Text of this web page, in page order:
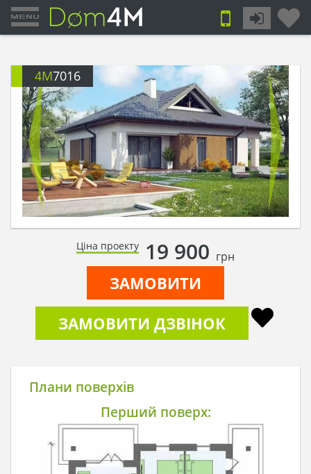
4M7016
Ціна проекту 19 900 грн
ЗАМОВИТИ
ЗАМОВИТИ ДЗВІНОК
Плани поверхів
Перший поверх: